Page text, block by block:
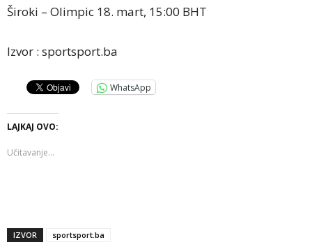
Široki – Olimpic 18. mart, 15:00 BHT
Izvor : sportsport.ba
WhatsApp
LAJKAJ OVO:
Učitavanje...
IZVOR sportsport.ba